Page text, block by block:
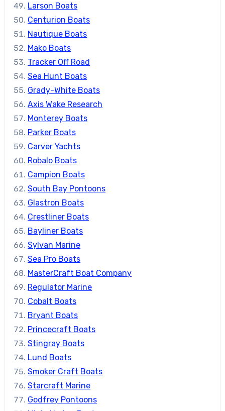
Larson Boats
Centurion Boats
Nautique Boats
Mako Boats
Tracker Off Road
Sea Hunt Boats
Grady-White Boats
Axis Wake Research
Monterey Boats
Parker Boats
Carver Yachts
Robalo Boats
Campion Boats
South Bay Pontoons
Glastron Boats
Crestliner Boats
Bayliner Boats
Sylvan Marine
Sea Pro Boats
MasterCraft Boat Company
Regulator Marine
Cobalt Boats
Bryant Boats
Princecraft Boats
Stingray Boats
Lund Boats
Smoker Craft Boats
Starcraft Marine
Godfrey Pontoons